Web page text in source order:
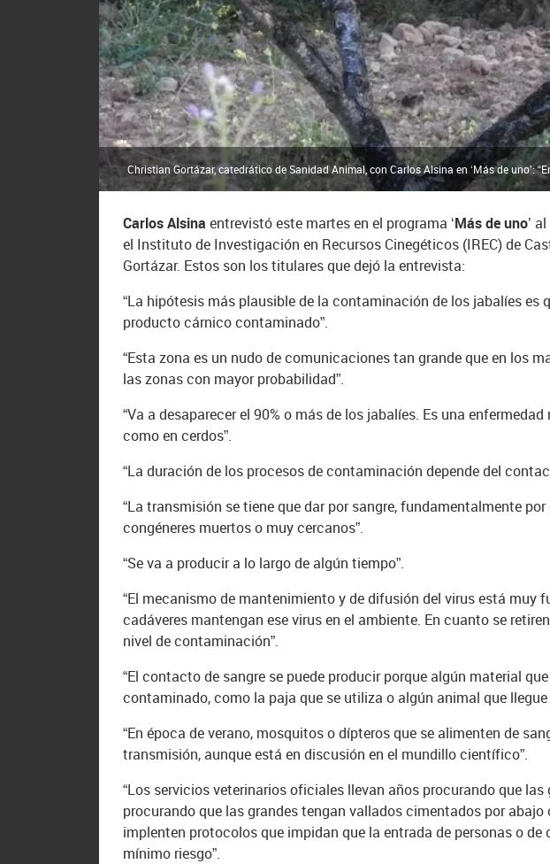
Christian Gortázar, catedrático de Sanidad Animal, con Carlos Alsina en ‘Más de uno’:
Carlos Alsina entrevistó este martes en el programa ‘Más de uno’al
el Instituto de Investigación en Recursos Cinegéticos (IREC) de
Gortázar. Estos son los titulares que dejó la entrevista:
“La hipótesis más plausible de la contaminación de los jabalíes es
producto cárnico contaminado”.
“Esta zona es un nudo de comunicaciones tan grande que en los
las zonas con mayor probabilidad”.
“Va a desaparecer el 90% o más de los jabalíes. Es una
como en cerdos”.
“La duración de los procesos de contaminación depende del
“La transmisión se tiene que dar por sangre, fundamentalmente
congéneres muertos o muy cercanos”.
“Se va a producir a lo largo de algún tiempo”.
“El mecanismo de mantenimiento y de difusión del virus está muy
cadáveres mantengan ese virus en el ambiente. En cuanto se
nivel de contaminación”.
“El contacto de sangre se puede producir porque algún material
contaminado, como la paja que se utiliza o algún animal que
“En época de verano, mosquitos o dípteros que se alimenten de
transmisión, aunque está en discusión en el mundillo científico”.
“Los servicios veterinarios oficiales llevan años procurando que
procurando que las grandes tengan vallados cimentados por abajo
implenten protocolos que impidan que la entrada de personas o
mínimo riesgo”.